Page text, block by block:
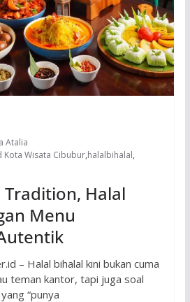
Atalia
Kota Wisata Cibubur,halalbihalal,
Halal
Menu
– Halal bihalal kini bukan cuma
teman kantor, tapi juga soal
“punya